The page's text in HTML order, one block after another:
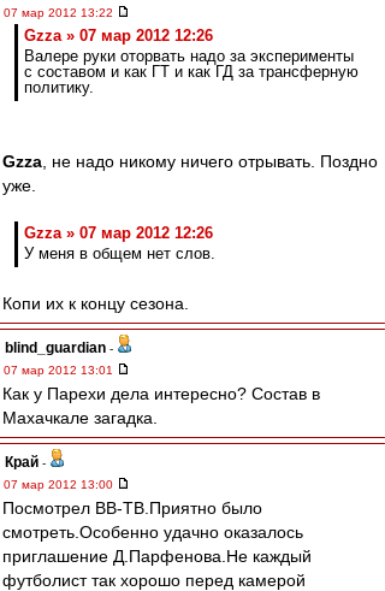
07 мар 2012 13:22
Gzza » 07 мар 2012 12:26
Валере руки оторвать надо за эксперименты
с составом и как ГТ и как ГД за трансферную
политику.
Gzza , не надо никому ничего отрывать. Поздно
уже.
Gzza » 07 мар 2012 12:26
У меня в общем нет слов.
Копи их к концу сезона.
blind_guardian -
07 мар 2012 13:01
Как у Парехи дела интересно? Состав в
Махачкале загадка.
Край -
07 мар 2012 13:00
Посмотрел ВВ-ТВ.Приятно было
смотреть.Особенно удачно оказалось
приглашение Д.Парфенова.Не каждый
футболист так хорошо перед камерой